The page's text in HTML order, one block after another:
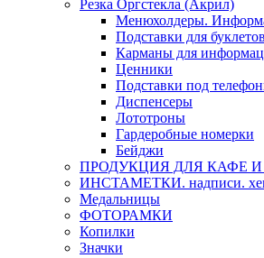
Резка Оргстекла (Акрил)
Менюхолдеры.
Подставки для
Карманы для
Ценники
Подставки под
Диспенсеры
Лототроны
Гардеробные номерки
Бейджи
ПРОДУКЦИЯ ДЛЯ КАФЕ И
ИНСТАМЕТКИ. надписи.
Медальницы
ФОТОРАМКИ
Копилки
Значки